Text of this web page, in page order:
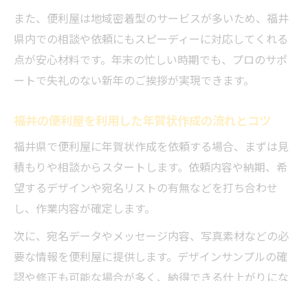
便利屋の年賀状代行で失礼のない挨拶を確
実に
福井県で選ばれる便利屋の年賀状サポート
実力
福井の便利屋を比較して安心の年賀状作成
を実現
ポート
便利屋選びで失敗しない年賀状代行サービ
また、便利屋は地域密着型のサービスが多いため、福井
県内での相談や依頼にもスピーディーに対応してくれる
点が安心材料です。年末の忙しい時期でも、プロのサポ
ートで失礼のない新年のご挨拶が実現できます。
福井の便利屋を利用した年賀状作成の流れとコツ
福井県で便利屋に年賀状作成を依頼する場合、まずは見
積もりや相談からスタートします。依頼内容や納期、希
望するデザインや宛名リストの有無などを打ち合わせ
し、作業内容が確定します。
次に、宛名データやメッセージ内容、写真素材などの必
要な情報を便利屋に提供します。デザインサンプルの確
認や修正も可能な場合が多く、納得できる仕上がりにな